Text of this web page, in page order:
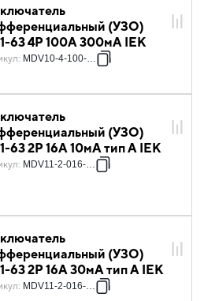
(УЗО)
63 4Р 100А 300мА IEK
: MDV10-4-100-300
(УЗО)
63 2Р 16А 10мА тип А IEK
: MDV11-2-016-010
(УЗО)
63 2Р 16А 30мА тип А IEK
: MDV11-2-016-030